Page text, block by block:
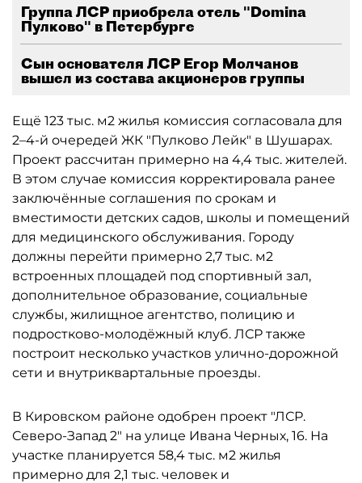
Группа ЛСР приобрела отель "Domina
Пулково" в Петербурге
Сын основателя ЛСР Егор Молчанов
вышел из состава акционеров группы
Ещё 123 тыс. м2 жилья комиссия согласовала для
2–4-й очередей ЖК "Пулково Лейк" в Шушарах.
Проект рассчитан примерно на 4,4 тыс. жителей.
В этом случае комиссия корректировала ранее
заключённые соглашения по срокам и
вместимости детских садов, школы и помещений
для медицинского обслуживания. Городу
должны перейти примерно 2,7 тыс. м2
встроенных площадей под спортивный зал,
дополнительное образование, социальные
службы, жилищное агентство, полицию и
подростково-молодёжный клуб. ЛСР также
построит несколько участков улично-дорожной
сети и внутриквартальные проезды.
В Кировском районе одобрен проект "ЛСР.
Северо-Запад 2" на улице Ивана Черных, 16. На
участке планируется 58,4 тыс. м2 жилья
примерно для 2,1 тыс. человек и